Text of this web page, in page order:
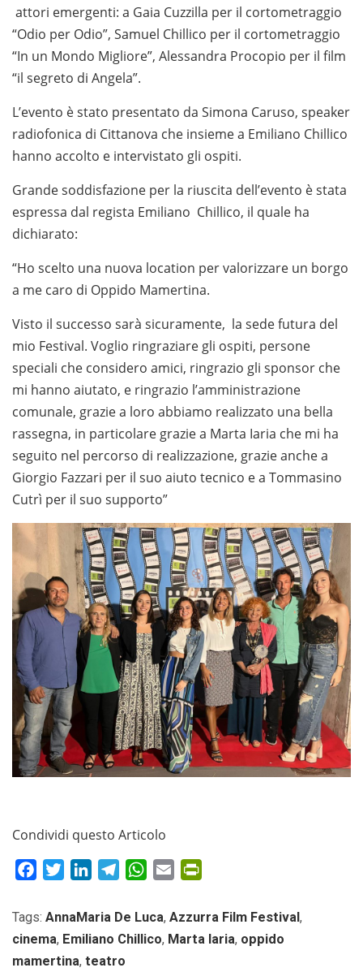
attori emergenti: a Gaia Cuzzilla per il cortometraggio
“Odio per Odio”, Samuel Chillico per il cortometraggio
“In un Mondo Migliore”, Alessandra Procopio per il film
“il segreto di Angela”.
L’evento è stato presentato da Simona Caruso, speaker
radiofonica di Cittanova che insieme a Emiliano Chillico
hanno accolto e intervistato gli ospiti.
Grande soddisfazione per la riuscita dell’evento è stata
espressa dal regista Emiliano Chillico, il quale ha
dichiarato:
“Ho scelto una nuova location per valorizzare un borgo
a me caro di Oppido Mamertina.
Visto il successo sarà sicuramente, la sede futura del
mio Festival. Voglio ringraziare gli ospiti, persone
speciali che considero amici, ringrazio gli sponsor che
mi hanno aiutato, e ringrazio l’amministrazione
comunale, grazie a loro abbiamo realizzato una bella
rassegna, in particolare grazie a Marta Iaria che mi ha
seguito nel percorso di realizzazione, grazie anche a
Giorgio Fazzari per il suo aiuto tecnico e a Tommasino
Cutrì per il suo supporto”
Condividi questo Articolo
FacebookTwitterLinkedInTelegramWhatsApp
Email
Tags: AnnaMaria De Luca, Azzurra Film Festival,
cinema, Emiliano Chillico, Marta Iaria, oppido
mamertina, teatro